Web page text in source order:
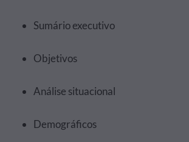
Sumário executivo
Objetivos
Análise situacional
Demográficos